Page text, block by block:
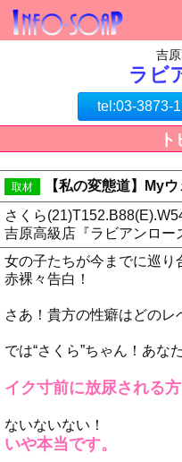
吉
ラビ
tel:03-3873-
取材
【私の変態道】My
さくら
吉原高級店『ラビアンロー
女の子たちが今までに巡り
赤裸々告白！
さあ！貴方の性癖はどのレ
では“さくら”ちゃん！あな
イク寸前に放尿される方
ないないない！
いや本当です。